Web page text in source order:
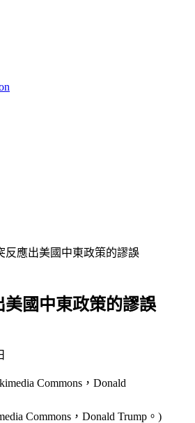
反應出美國中東政策的謬誤
美國中東政策的謬誤
Commons，Donald Trump。)